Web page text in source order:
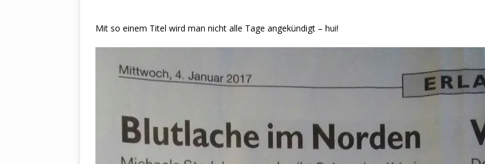
Mit so einem Titel wird man nicht alle Tage angekündigt – hui!